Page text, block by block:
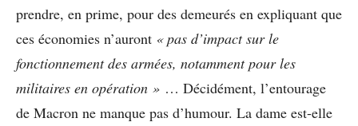
prendre, en prime, pour des demeurés en expliquant que
ces économies n’auront « pas d’impact sur le
fonctionnement des armées, notamment pour les
militaires en opération » … Décidément, l’entourage
de Macron ne manque pas d’humour. La dame est-elle